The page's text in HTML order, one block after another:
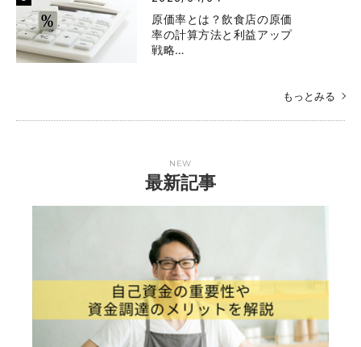
原価率とは？飲食店の原価
率の計算方法と利益アップ
戦略…
もっとみる
NEW
最新記事